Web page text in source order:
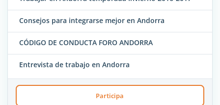
Consejos para integrarse mejor en Andorra
CÓDIGO DE CONDUCTA FORO ANDORRA
Entrevista de trabajo en Andorra
Participa